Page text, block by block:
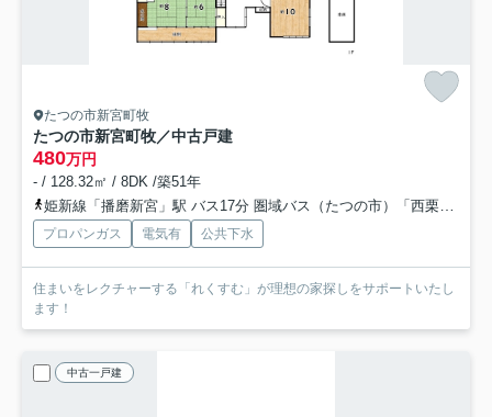
たつの市新宮町牧
たつの市新宮町牧／中古戸建
480万円
- / 128.32㎡ / 8DK /築51年
姫新線「播磨新宮」駅 バス17分 圏域バス（たつの市）「西栗栖駅」 停歩19分
プロパンガス 電気有 公共下水
住まいをレクチャーする「れくすむ」が理想の家探しをサポートいたし
ます！
中古一戸建